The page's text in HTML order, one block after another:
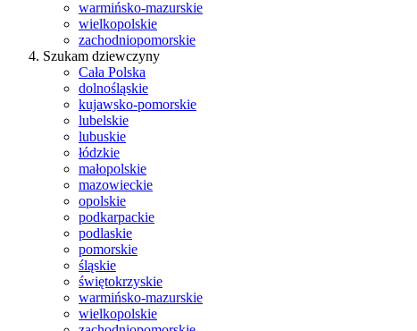
warmińsko-mazurskie
wielkopolskie
zachodniopomorskie
Szukam dziewczyny
Cała Polska
dolnośląskie
kujawsko-pomorskie
lubelskie
lubuskie
łódzkie
małopolskie
mazowieckie
opolskie
podkarpackie
podlaskie
pomorskie
śląskie
świętokrzyskie
warmińsko-mazurskie
wielkopolskie